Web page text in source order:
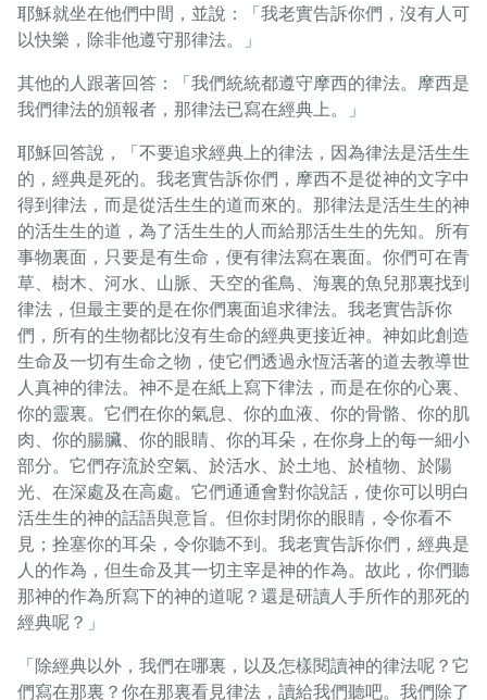
耶穌就坐在他們中間，並說：「我老實告訴你們，沒有人可
以快樂，除非他遵守那律法。」
其他的人跟著回答：「我們統統都遵守摩西的律法。摩西是
我們律法的頒報者，那律法已寫在經典上。」
耶穌回答說，「不要追求經典上的律法，因為律法是活生生
的，經典是死的。我老實告訴你們，摩西不是從神的文字中
得到律法，而是從活生生的道而來的。那律法是活生生的神
的活生生的道，為了活生生的人而給那活生生的先知。所有
事物裏面，只要是有生命，便有律法寫在裏面。你們可在青
草、樹木、河水、山脈、天空的雀鳥、海裏的魚兒那裏找到
律法，但最主要的是在你們裏面追求律法。我老實告訴你
們，所有的生物都比沒有生命的經典更接近神。神如此創造
生命及一切有生命之物，使它們透過永恆活著的道去教導世
人真神的律法。神不是在紙上寫下律法，而是在你的心裏、
你的靈裏。它們在你的氣息、你的血液、你的骨骼、你的肌
肉、你的腸臟、你的眼睛、你的耳朵，在你身上的每一細小
部分。它們存流於空氣、於活水、於土地、於植物、於陽
光、在深處及在高處。它們通通會對你說話，使你可以明白
活生生的神的話語與意旨。但你封閉你的眼睛，令你看不
見；拴塞你的耳朵，令你聽不到。我老實告訴你們，經典是
人的作為，但生命及其一切主宰是神的作為。故此，你們聽
那神的作為所寫下的神的道呢？還是研讀人手所作的那死的
經典呢？」
「除經典以外，我們在哪裏，以及怎樣閱讀神的律法呢？它
們寫在那裏？你在那裏看見律法，讀給我們聽吧。我們除了